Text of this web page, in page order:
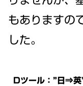
もありますの
した。
Dツール：”日⇒英